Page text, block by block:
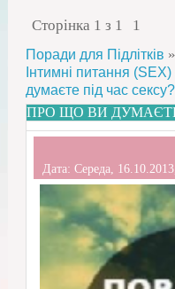
Сторінка 1 з 1 1
Поради для Підлітків »
Інтимні питання (SEX)
думаєте під час
ПРО ЩО ВИ
Дата: Середа,